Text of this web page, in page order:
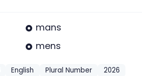
mans
mens
English Plural Number 2026